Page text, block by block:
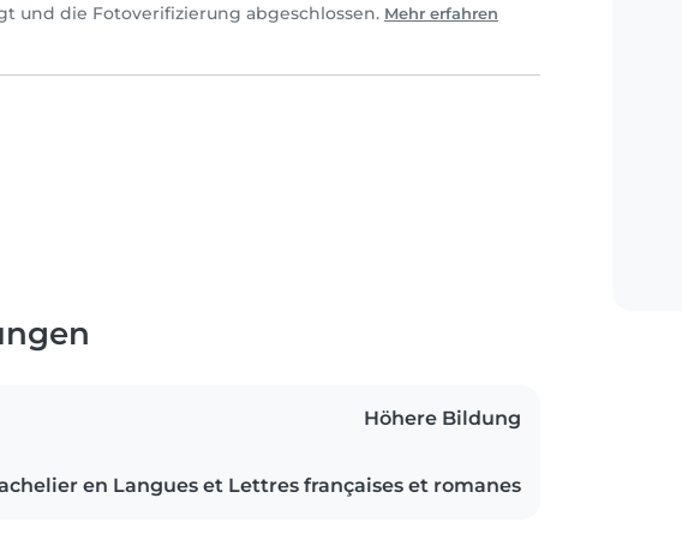
und die Fotoverifizierung abgeschlossen. Mehr erfahren
Höhere Bildung
en Langues et Lettres françaises et romanes